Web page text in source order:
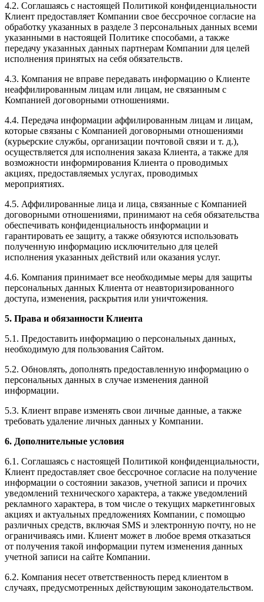
4.2. Соглашаясь с настоящей Политикой конфиденциальности
Клиент предоставляет Компании свое бессрочное согласие на
обработку указанных в разделе 3 персональных данных всеми
указанными в настоящей Политике способами, а также
передачу указанных данных партнерам Компании для целей
исполнения принятых на себя обязательств.
4.3. Компания не вправе передавать информацию о Клиенте
неаффилированным лицам или лицам, не связанным с
Компанией договорными отношениями.
4.4. Передача информации аффилированным лицам и лицам,
которые связаны с Компанией договорными отношениями
(курьерские службы, организации почтовой связи и т. д.),
осуществляется для исполнения заказа Клиента, а также для
возможности информирования Клиента о проводимых
акциях, предоставляемых услугах, проводимых
мероприятиях.
4.5. Аффилированные лица и лица, связанные с Компанией
договорными отношениями, принимают на себя обязательства
обеспечивать конфиденциальность информации и
гарантировать ее защиту, а также обязуются использовать
полученную информацию исключительно для целей
исполнения указанных действий или оказания услуг.
4.6. Компания принимает все необходимые меры для защиты
персональных данных Клиента от неавторизированного
доступа, изменения, раскрытия или уничтожения.
5. Права и обязанности Клиента
5.1. Предоставить информацию о персональных данных,
необходимую для пользования Сайтом.
5.2. Обновлять, дополнять предоставленную информацию о
персональных данных в случае изменения данной
информации.
5.3. Клиент вправе изменять свои личные данные, а также
требовать удаление личных данных у Компании.
6. Дополнительные условия
6.1. Соглашаясь с настоящей Политикой конфиденциальности,
Клиент предоставляет свое бессрочное согласие на получение
информации о состоянии заказов, учетной записи и прочих
уведомлений технического характера, а также уведомлений
рекламного характера, в том числе о текущих маркетинговых
акциях и актуальных предложениях Компании, с помощью
различных средств, включая SMS и электронную почту, но не
ограничиваясь ими. Клиент может в любое время отказаться
от получения такой информации путем изменения данных
учетной записи на сайте Компании.
6.2. Компания несет ответственность перед клиентом в
случаях, предусмотренных действующим законодательством.